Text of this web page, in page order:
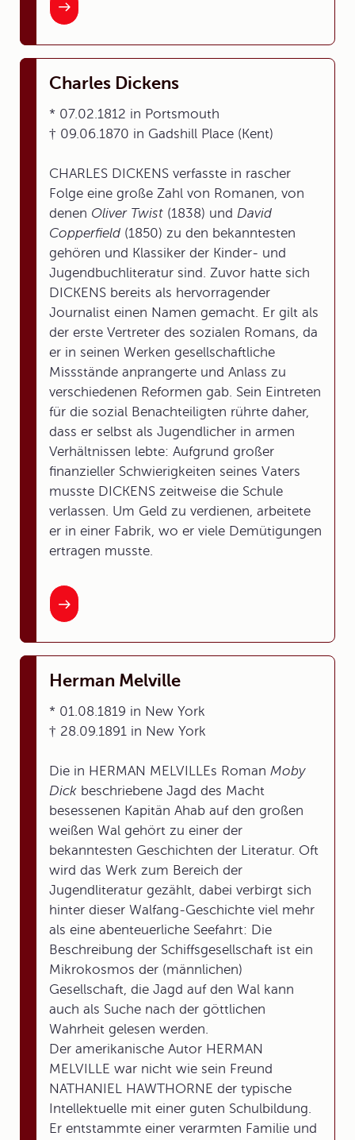
Charles Dickens
* 07.02.1812 in Portsmouth
† 09.06.1870 in Gadshill Place (Kent)
CHARLES DICKENS verfasste in rascher
Folge eine große Zahl von Romanen, von
denen Oliver Twist (1838) und David
Copperfield (1850) zu den bekanntesten
gehören und Klassiker der Kinder- und
Jugendbuchliteratur sind. Zuvor hatte sich
DICKENS bereits als hervorragender
Journalist einen Namen gemacht. Er gilt als
der erste Vertreter des sozialen Romans, da
er in seinen Werken gesellschaftliche
Missstände anprangerte und Anlass zu
verschiedenen Reformen gab. Sein Eintreten
für die sozial Benachteiligten rührte daher,
dass er selbst als Jugendlicher in armen
Verhältnissen lebte: Aufgrund großer
finanzieller Schwierigkeiten seines Vaters
musste DICKENS zeitweise die Schule
verlassen. Um Geld zu verdienen, arbeitete
er in einer Fabrik, wo er viele Demütigungen
ertragen musste.
Herman Melville
* 01.08.1819 in New York
† 28.09.1891 in New York
Die in HERMAN MELVILLEs Roman Moby
Dick beschriebene Jagd des Macht
besessenen Kapitän Ahab auf den großen
weißen Wal gehört zu einer der
bekanntesten Geschichten der Literatur. Oft
wird das Werk zum Bereich der
Jugendliteratur gezählt, dabei verbirgt sich
hinter dieser Walfang-Geschichte viel mehr
als eine abenteuerliche Seefahrt: Die
Beschreibung der Schiffsgesellschaft ist ein
Mikrokosmos der (männlichen)
Gesellschaft, die Jagd auf den Wal kann
auch als Suche nach der göttlichen
Wahrheit gelesen werden.
Der amerikanische Autor HERMAN
MELVILLE war nicht wie sein Freund
NATHANIEL HAWTHORNE der typische
Intellektuelle mit einer guten Schulbildung.
Er entstammte einer verarmten Familie und